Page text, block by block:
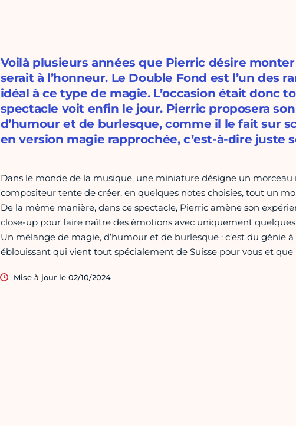
Voilà plusieurs années que Pierric désire
serait à l’honneur. Le Double Fond est l’un des
idéal à ce type de magie. L’occasion était donc
spectacle voit enfin le jour. Pierric proposera
d’humour et de burlesque, comme il le fait sur
en version magie rapprochée, c’est-à-dire juste
Dans le monde de la musique, une miniature désigne un morceau
compositeur tente de créer, en quelques notes choisies, tout un
De la même manière, dans ce spectacle, Pierric amène son
close-up pour faire naître des émotions avec uniquement
Un mélange de magie, d’humour et de burlesque : c’est du génie
éblouissant qui vient tout spécialement de Suisse pour vous et
Mise à jour le 02/10/2024